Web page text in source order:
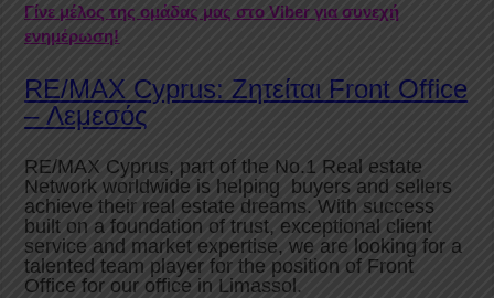
Γίνε μέλος της ομάδας μας στο Viber για συνεχή
ενημέρωση!
RE/MAX Cyprus: Ζητείται Front Office
– Λεμεσός
RE/MAX Cyprus, part of the No.1 Real estate
Network worldwide is helping buyers and sellers
achieve their real estate dreams. With success
built on a foundation of trust, exceptional client
service and market expertise, we are looking for a
talented team player for the position of Front
Office for our office in Limassol.